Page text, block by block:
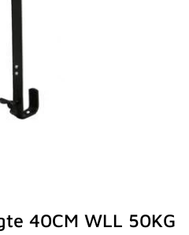
40CM WLL 50KG